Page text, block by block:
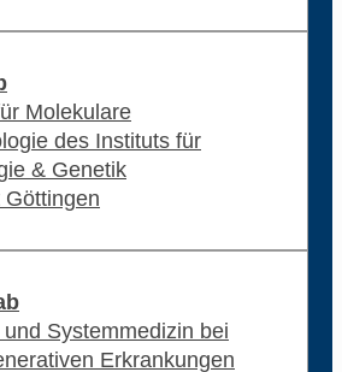
Molekulare
des Instituts für
& Genetik
Systemmedizin bei
Erkrankungen